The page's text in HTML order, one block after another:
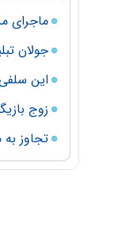
ماجرای
جولان
این
زوج
تجاوز